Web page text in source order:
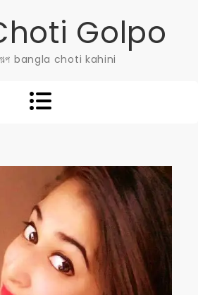
Golpo
গল্প bangla choti kahini